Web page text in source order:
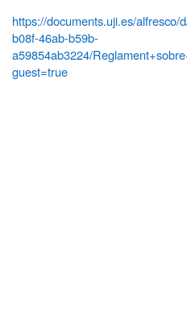
https://documents.uji.es/
b08f-46ab-b59b-
a59854ab3224/
guest=true